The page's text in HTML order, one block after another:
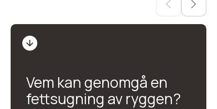
Vem kan genomgå en
fettsugning av ryggen?